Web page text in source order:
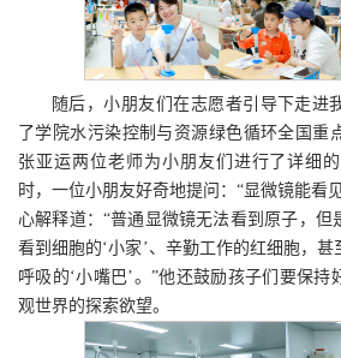
随后，小朋友们在志愿者引导下走进
了学院水污染控制与资源绿色循环全国重
张亚运两位老师为小朋友们进行了详细
时，一位小朋友好奇地提问：“显微镜能看
心解释道：“普通显微镜无法看到原子，但
看到细胞的‘小家’、辛勤工作的红细胞，
呼吸的‘小嘴巴’。”他还鼓励孩子们要保
观世界的探索欲望。